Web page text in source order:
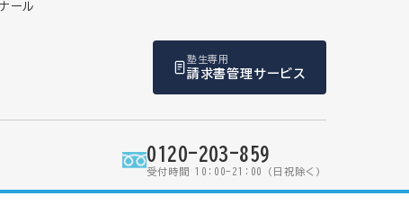
ール
塾生専用
請求書管理サービス
0120-203-859
受付時間 10:00-21:00（日祝除く）